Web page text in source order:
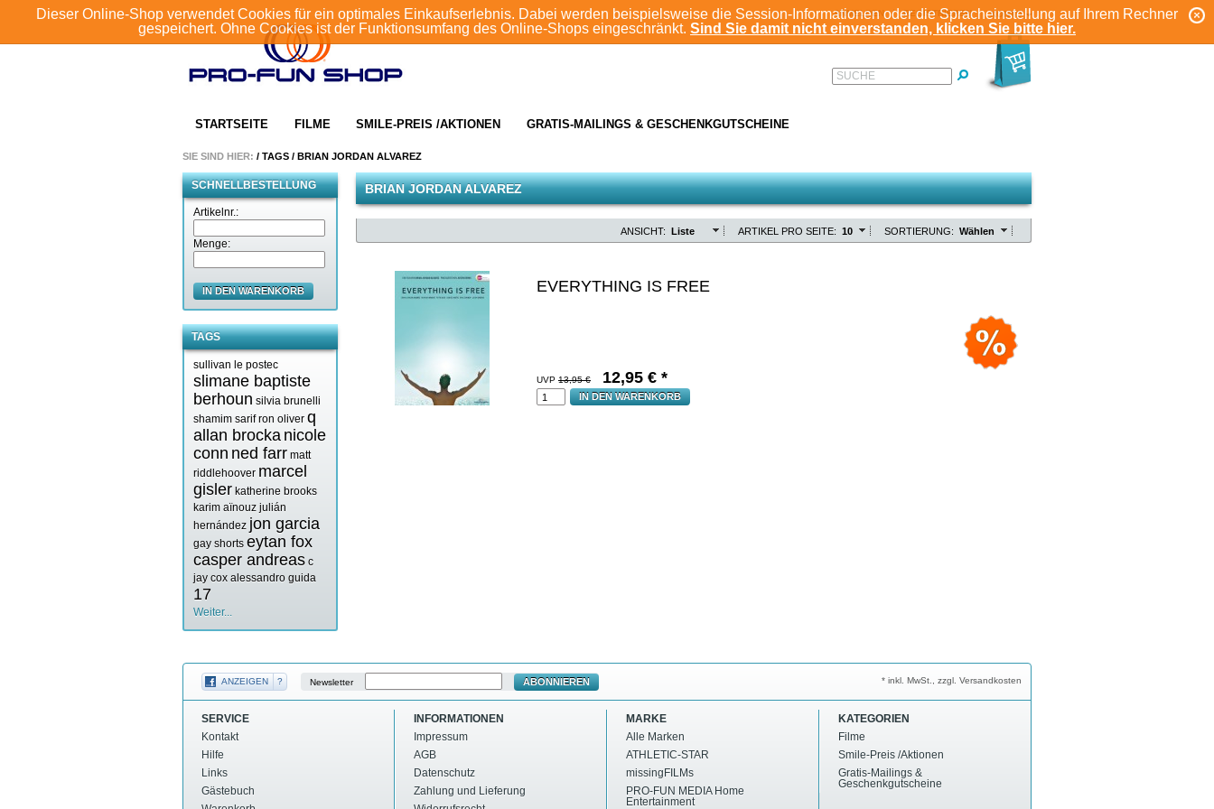
Dieser Online-Shop verwendet Cookies für ein optimales Einkaufserlebnis. Dabei werden beispielsweise die Session-Informationen oder die Spracheinstellung auf Ihrem Rechner
gespeichert. Ohne Cookies ist der Funktionsumfang des Online-Shops eingeschränkt. Sind Sie damit nicht einverstanden, klicken Sie bitte hier.
KONTO
ANMELDEN REGISTRIEREN
STARTSEITE FILME SMILE-PREIS /AKTIONEN GRATIS-MAILINGS & GESCHENKGUTSCHEINE
SUCHE
SIE SIND HIER: / TAGS / BRIAN JORDAN ALVAREZ
SCHNELLBESTELLUNG
Artikelnr.:
Menge:
IN DEN WARENKORB
TAGS
sullivan le postec
slimane baptiste
berhoun silvia brunelli
shamim sarif ron oliver q
allan brocka nicole
conn ned farr matt
riddlehoover marcel
gisler katherine brooks
karim aïnouz julián
hernández jon garcia
gay shorts eytan fox
casper andreas c
jay cox alessandro guida
17
Weiter...
BRIAN JORDAN ALVAREZ
SORTIERUNG: Wählen
ARTIKEL PRO SEITE: 10
ANSICHT: Liste
EVERYTHING IS FREE
UVP 13,95 € 12,95 € *
IN DEN WARENKORB
ANZEIGEN ? Newsletter ABONNIEREN * inkl. MwSt., zzgl. Versandkosten
SERVICE
Kontakt
Hilfe
Links
Gästebuch
INFORMATIONEN
Impressum
AGB
Datenschutz
Zahlung und Lieferung
MARKE
Alle Marken
ATHLETIC-STAR
missingFILMs
PRO-FUN MEDIA Home
Entertainment
KATEGORIEN
Filme
Smile-Preis /Aktionen
Gratis-Mailings &
Geschenkgutscheine